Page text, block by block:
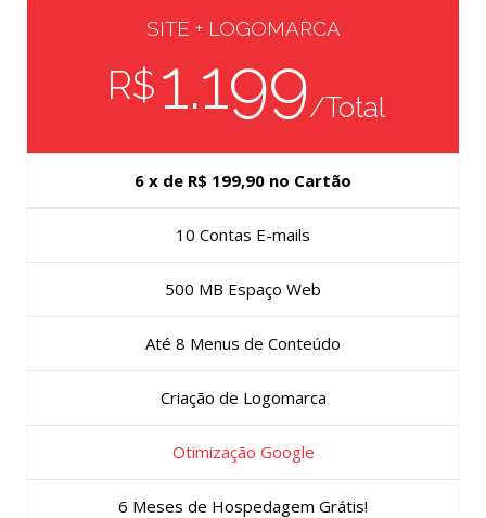
SITE + LOGOMARCA
R$1.199/Total
6 x de R$ 199,90 no Cartão
10 Contas E-mails
500 MB Espaço Web
Até 8 Menus de Conteúdo
Criação de Logomarca
Otimização Google
6 Meses de Hospedagem Grátis!